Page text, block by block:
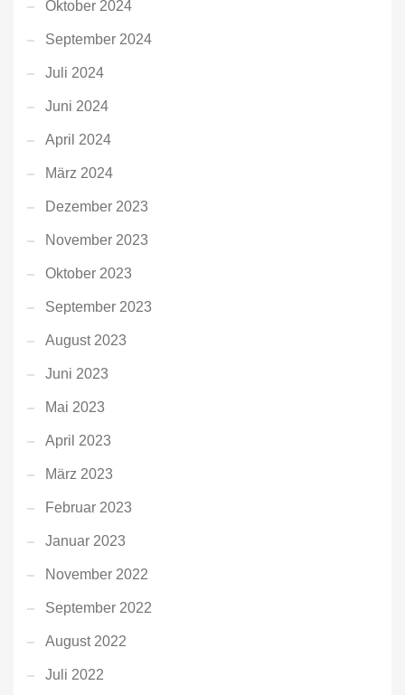
Oktober 2024
September 2024
Juli 2024
Juni 2024
April 2024
März 2024
Dezember 2023
November 2023
Oktober 2023
September 2023
August 2023
Juni 2023
Mai 2023
April 2023
März 2023
Februar 2023
Januar 2023
November 2022
September 2022
August 2022
Juli 2022